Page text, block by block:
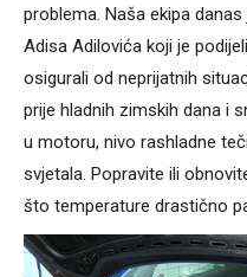
problema. Naša ekipa
Adisa Adilovića koji je
osigurali od neprijatnih
prije hladnih zimskih dana i
u motoru, nivo rashladne
svjetala. Popravite ili
što temperature drastično